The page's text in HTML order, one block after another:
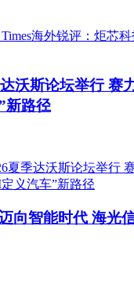
沃斯论坛举行 赛
新路径
向智能时代 海光